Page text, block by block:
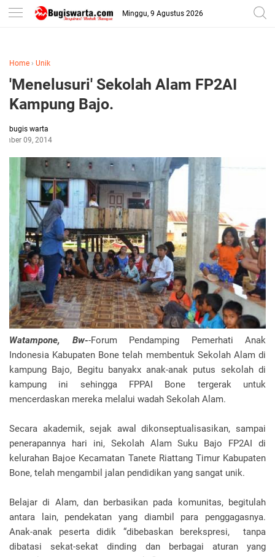
-->
Minggu, 9 Agustus 2026
Home › Unik
'Menelusuri' Sekolah Alam FP2AI
Kampung Bajo.
bugis warta
09, 2014
Watampone, Bw--Forum Pendamping Pemerhati Anak
Indonesia Kabupaten Bone telah membentuk Sekolah Alam di
kampung Bajo, Begitu banyakx anak-anak putus sekolah di
kampung ini sehingga FPPAI Bone tergerak untuk
mencerdaskan mereka melalui wadah Sekolah Alam.
Secara akademik, sejak awal dikonseptualisasikan, sampai
penerapannya hari ini, Sekolah Alam Suku Bajo FP2AI di
kelurahan Bajoe Kecamatan Tanete Riattang Timur Kabupaten
Bone, telah mengambil jalan pendidikan yang sangat unik.
Belajar di Alam, dan berbasikan pada komunitas, begitulah
antara lain, pendekatan yang diambil para penggagasnya.
Anak-anak peserta didik “dibebaskan berekspresi, tanpa
dibatasi sekat-sekat dinding dan berbagai aturan yang